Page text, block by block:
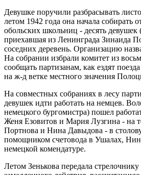
Девушке поручили разбрасывать
летом 1942 года она начала собирать
обольских школьниц - десять девушек
приехавшая из Ленинграда Зинаида
соседних деревень. Организацию
На собрании избрали комитет из
сообщать партизанам, как ездят
на ж-д ветке местного значения
На совместных собраниях в лесу
девушек идти работать на немцев.
немецкого бургомистра) пошел
Женя Езовитов и Мария Лузгина - на
Портнова и Нина Давыдова - в
помощником счетовода в Ушалах,
немецкой комендатуре.
Летом Зенькова передала